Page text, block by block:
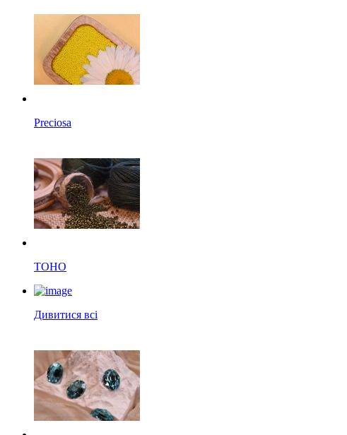
Preciosa
TOHO
Дивитися всі